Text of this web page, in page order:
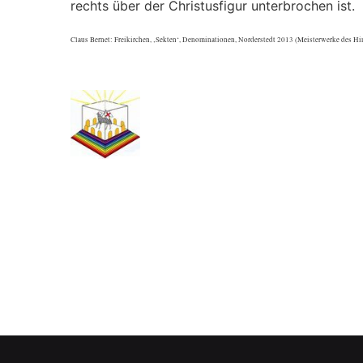
rechts über der Christusfigur unterbrochen ist.
Claus Bernet: Freikirchen, ‚Sekten‘, Denominationen, Norderstedt 2013 (Meisterwerke des